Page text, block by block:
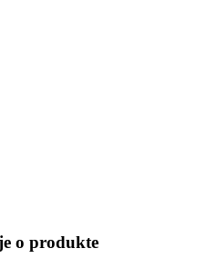
o produkte